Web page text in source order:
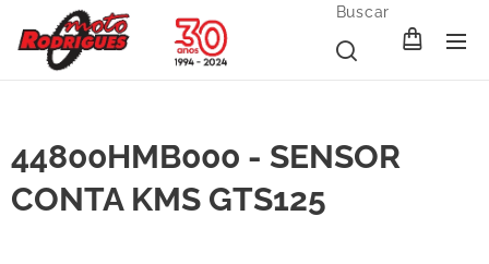
Buscar
44800HMB000 - SENSOR
CONTA KMS GTS125